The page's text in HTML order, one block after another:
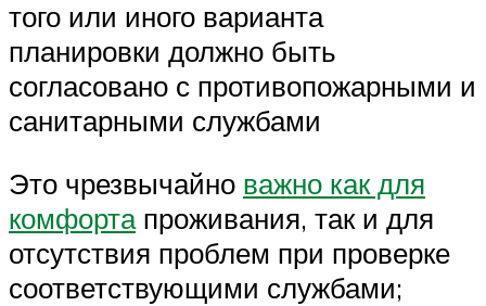
того или иного варианта
планировки должно быть
согласовано с противопожарными и
санитарными службами
Это чрезвычайно важно как для
комфортапроживания, так и для
отсутствия проблем при проверке
соответствующими службами;